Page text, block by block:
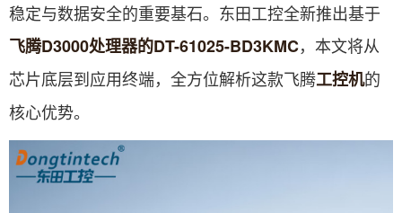
稳定与数据安全的重要基石。东田工控全新推出基于
飞腾D3000处理器的DT-61025-BD3KMC，本文将从
芯片底层到应用终端，全方位解析这款飞腾工控机的
核心优势。